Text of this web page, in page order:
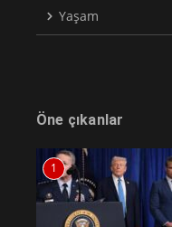
Yaşam
Öne çıkanlar
1